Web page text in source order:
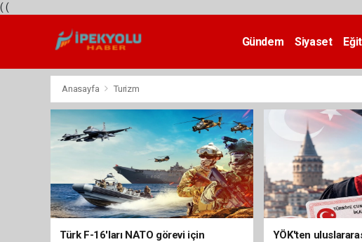
( (
Gündem Siyaset
Anasayfa Turizm
Türk F-16'ları NATO görevi için
YÖK'ten